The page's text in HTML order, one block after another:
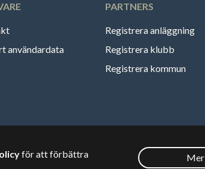
användardata
PARTNERS
Registrera anläggning
Registrera klubb
Registrera kommun
Svenska
för att förbättra
Mer